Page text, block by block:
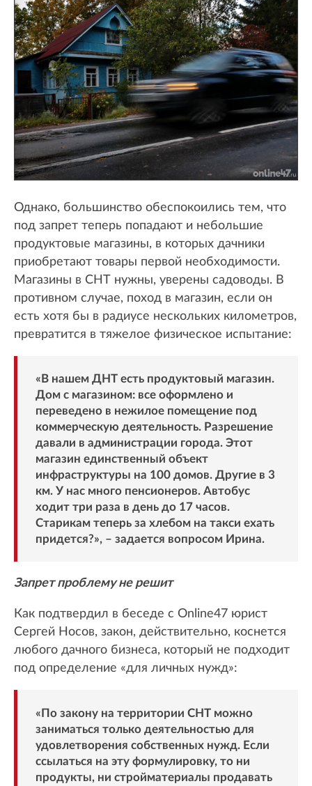
Однако, большинство обеспокоились тем, что
под запрет теперь попадают и небольшие
продуктовые магазины, в которых дачники
приобретают товары первой необходимости.
Магазины в СНТ нужны, уверены садоводы. В
противном случае, поход в магазин, если он
есть хотя бы в радиусе нескольких километров,
превратится в тяжелое физическое испытание:
«В нашем ДНТ есть продуктовый магазин.
Дом с магазином: все оформлено и
переведено в нежилое помещение под
коммерческую деятельность. Разрешение
давали в администрации города. Этот
магазин единственный объект
инфраструктуры на 100 домов. Другие в 3
км. У нас много пенсионеров. Автобус
ходит три раза в день до 17 часов.
Старикам теперь за хлебом на такси ехать
придется?», – задается вопросом Ирина.
Запрет проблему не решит
Как подтвердил в беседе с Online47 юрист
Сергей Носов, закон, действительно, коснется
любого дачного бизнеса, который не подходит
под определение «для личных нужд»:
«По закону на территории СНТ можно
заниматься только деятельностью для
удовлетворения собственных нужд. Если
ссылаться на эту формулировку, то ни
продукты, ни стройматериалы продавать